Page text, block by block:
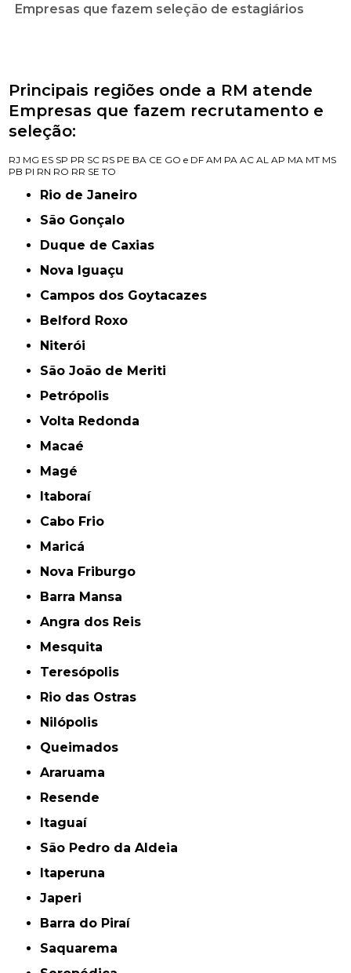
Empresas que fazem seleção de estagiários
Principais regiões onde a RM atende
Empresas que fazem recrutamento e
seleção:
RJ MG ES SP PR SC RS PE BA CE GO e DF AM PA AC AL AP MA MT MS
PB PI RN RO RR SE TO
Rio de Janeiro
São Gonçalo
Duque de Caxias
Nova Iguaçu
Campos dos Goytacazes
Belford Roxo
Niterói
São João de Meriti
Petrópolis
Volta Redonda
Macaé
Magé
Itaboraí
Cabo Frio
Maricá
Nova Friburgo
Barra Mansa
Angra dos Reis
Mesquita
Teresópolis
Rio das Ostras
Nilópolis
Queimados
Araruama
Resende
Itaguaí
São Pedro da Aldeia
Itaperuna
Japeri
Barra do Piraí
Saquarema